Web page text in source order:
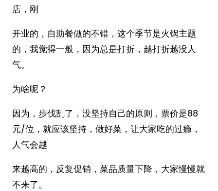
店，刚
开业的，自助餐做的不错，这个季节是火锅主题
的，我觉得一般，因为总是打折，越打折越没人
气。
为啥呢？
因为，步伐乱了，没坚持自己的原则，票价是88
元/位，就应该坚持，做好菜，让大家吃的过瘾，
人气会越
来越高的，反复促销，菜品质量下降，大家慢慢就
不来了。